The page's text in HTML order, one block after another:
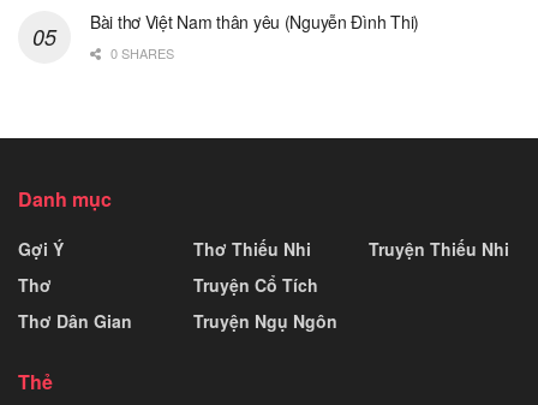
Bài thơ Việt Nam thân yêu (Nguyễn Đình Thi)
0 SHARES
Danh mục
Gợi Ý
Thơ
Thơ Dân Gian
Thơ Thiếu Nhi
Truyện Cổ Tích
Truyện Ngụ Ngôn
Truyện Thiếu Nhi
Thẻ